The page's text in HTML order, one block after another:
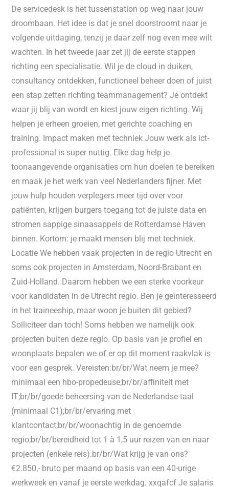
De servicedesk is het tussenstation op weg naar jouw
droombaan. Het idee is dat je snel doorstroomt naar je
volgende uitdaging, tenzij je daar zelf nog even mee wilt
wachten. In het tweede jaar zet jij de eerste stappen
richting een specialisatie. Wil je de cloud in duiken,
consultancy ontdekken, functioneel beheer doen of juist
een stap zetten richting teammanagement? Je ontdekt
waar jij blij van wordt en kiest jouw eigen richting. Wij
helpen je erheen groeien, met gerichte coaching en
training. Impact maken met techniek Jouw werk als ict-
professional is super nuttig. Elke dag help je
toonaangevende organisaties om hun doelen te bereiken
en maak je het werk van veel Nederlanders fijner. Met
jouw hulp houden verplegers meer tijd over voor
patiënten, krijgen burgers toegang tot de juiste data en
stromen sappige sinaasappels de Rotterdamse Haven
binnen. Kortom: je maakt mensen blij met techniek.
Locatie We hebben vaak projecten in de regio Utrecht en
soms ook projecten in Amsterdam, Noord-Brabant en
Zuid-Holland. Daarom hebben we een sterke voorkeur
voor kandidaten in de Utrecht regio. Ben je geïnteresseerd
in het traineeship, maar woon je buiten dit gebied?
Solliciteer dan toch! Soms hebben we namelijk ook
projecten buiten deze regio. Op basis van je profiel en
woonplaats bepalen we of er op dit moment raakvlak is
voor een gesprek. Vereisten:br/br/Wat neem je mee?
minimaal een hbo-propedeuse;br/br/affiniteit met
IT;br/br/goede beheersing van de Nederlandse taal
(minimaal C1);br/br/ervaring met
klantcontact;br/br/woonachtig in de genoemde
regio;br/br/bereidheid tot 1 à 1,5 uur reizen van en naar
projecten (enkele reis).br/br/Wat krijg je van ons?
€2.850,- bruto per maand op basis van een 40-urige
werkweek en vanaf je eerste werkdag. xxqafcf Je salaris